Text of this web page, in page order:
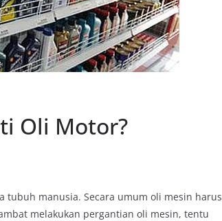
Oli Motor?
tubuh manusia. Secara umum oli mesin harus
melakukan pergantian oli mesin, tentu